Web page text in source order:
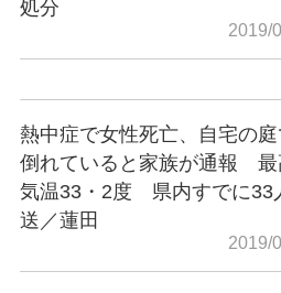
処分
2019/
熱中症で女性死亡、自宅の
倒れていると家族が通報 最
気温33・2度 県内すでに33
送／蓮田
2019/